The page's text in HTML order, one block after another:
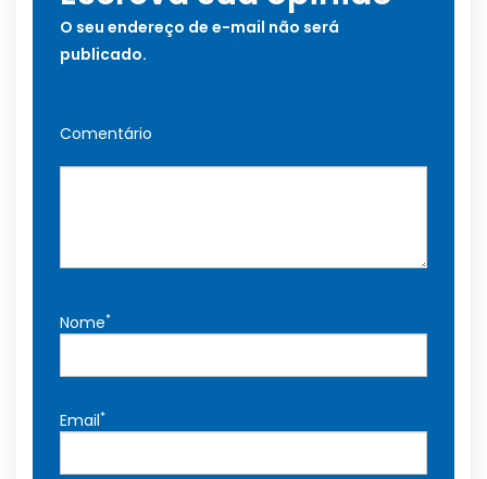
O seu endereço de e-mail não será
publicado.
Comentário
Nome*
Email*